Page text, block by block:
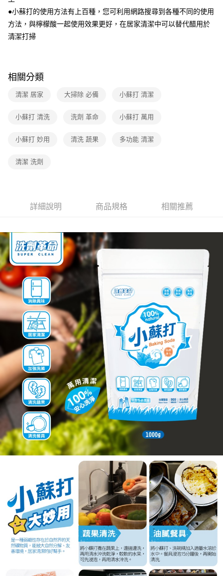
●小蘇打的使用方法有上百種，您可利用網路搜尋到各種不同的使用
方法，與檸檬酸一起使用效果更好，在居家清潔中可以替代醋用於
清潔打掃
相關分類
清潔 居家 大掃除 必備 小蘇打 清潔
小蘇打 清洗 洗劑 革命 小蘇打 萬用
小蘇打 妙用 清洗 蔬果 多功能 清潔
清潔 洗劑
詳細說明 商品規格 相關推薦